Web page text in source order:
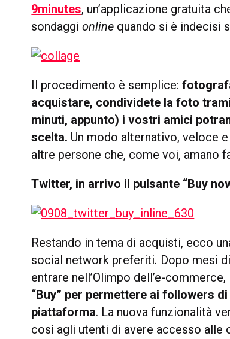
9minutes, un’applicazione gratuita
sondaggionline quando si è indecisi
Il procedimento è semplice:
acquistare, condividete la foto
minuti, appunto) i vostri amici
scelta. Un modo alternativo, veloce
altre persone che, come voi, amano
Twitter, in arrivo il pulsante “Buy
Restando in tema di acquisti, ecco
social network preferiti. Dopo mesi
entrare nell’Olimpo dell’e-
“Buy” per permettere ai followers
piattaforma. La nuova funzionalità
così agli utenti di avere accesso alle